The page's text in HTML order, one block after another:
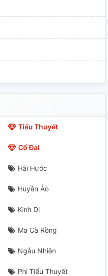
Tiểu Thuyết
Cổ Đại
Hài Hước
Huyền Ảo
Kinh Dị
Ma Cà Rồng
Ngẫu Nhiên
Phi Tiểu Thuyết